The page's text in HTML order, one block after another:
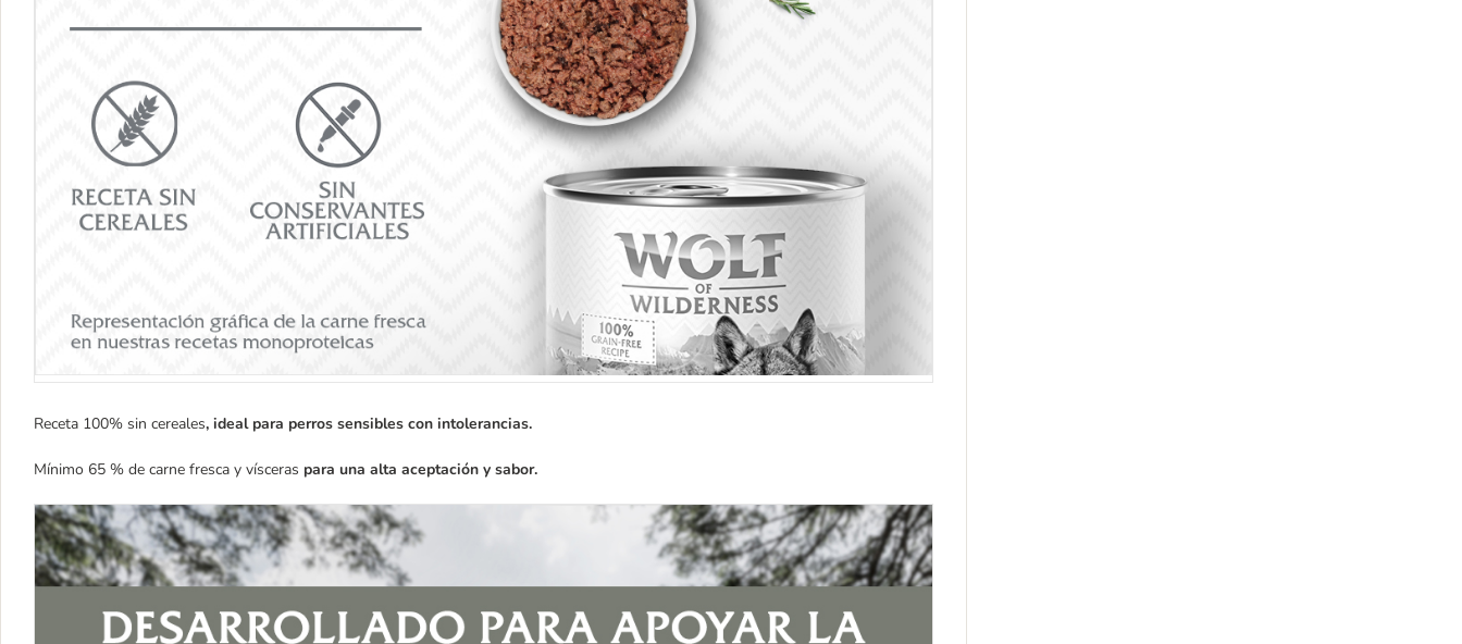
Receta 100% sin cereales, ideal para perros sensibles con intolerancias.
Mínimo 65 % de carne fresca y vísceras para una alta aceptación y sabor.